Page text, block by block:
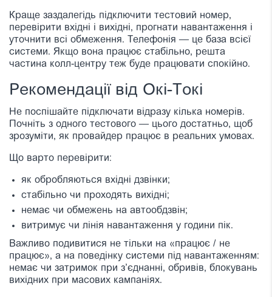
Краще заздалегідь підключити тестовий номер,
перевірити вхідні і вихідні, прогнати навантаження і
уточнити всі обмеження. Телефонія — це база всієї
системи. Якщо вона працює стабільно, решта
частина колл-центру теж буде працювати спокійно.
Рекомендації від Окі-Токі
Не поспішайте підключати відразу кілька номерів.
Почніть з одного тестового — цього достатньо, щоб
зрозуміти, як провайдер працює в реальних умовах.
Що варто перевірити:
як обробляються вхідні дзвінки;
стабільно чи проходять вихідні;
немає чи обмежень на автообдзвін;
витримує чи лінія навантаження у години пік.
Важливо подивитися не тільки на «працює / не
працює», а на поведінку системи під навантаженням:
немає чи затримок при з’єднанні, обривів, блокувань
вихідних при масових кампаніях.